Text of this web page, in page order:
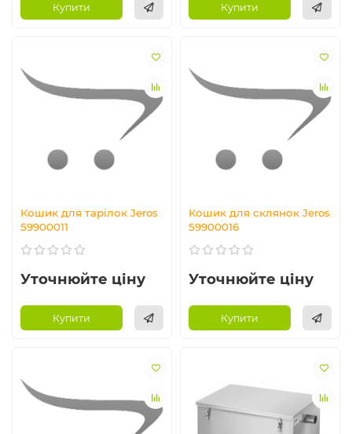
Купити Купити
Кошик для тарілок Jeros
59900011
Уточнюйте ціну
Купити
Кошик для склянок Jeros
59900016
Уточнюйте ціну
Купити